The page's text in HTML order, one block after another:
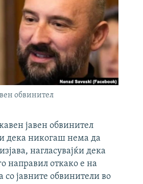
обвинител
јавен обвинител
дека никогаш нема да
нагласувајќи дека
направил откако е на
со јавните обвинители во